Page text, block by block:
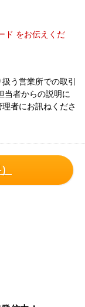
ド をお伝えくだ
う営業所での取引
当者からの説明に
者にお訊ねくださ